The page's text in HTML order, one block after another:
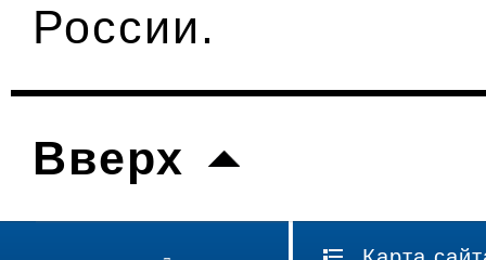
России.
Вверх